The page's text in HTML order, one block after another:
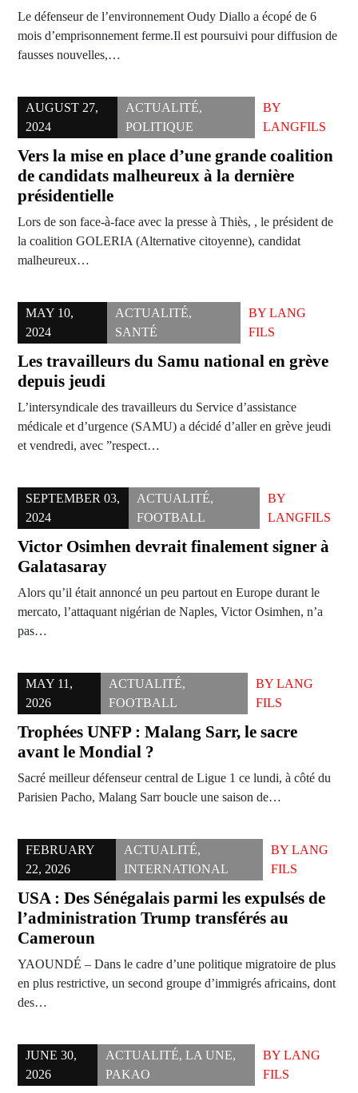
Le défenseur de l’environnement Oudy Diallo a écopé de 6
mois d’emprisonnement ferme.Il est poursuivi pour diffusion de
fausses nouvelles,…
AUGUST 27,
2024
ACTUALITÉ,
POLITIQUE
BY
LANGFILS
Vers la mise en place d’une grande coalition
de candidats malheureux à la dernière
présidentielle
Lors de son face-à-face avec la presse à Thiès, , le président de
la coalition GOLERIA (Alternative citoyenne), candidat
malheureux…
MAY 10,
2024
ACTUALITÉ,
SANTÉ
BYLANG
FILS
Les travailleurs du Samu national en grève
depuis jeudi
L’intersyndicale des travailleurs du Service d’assistance
médicale et d’urgence (SAMU) a décidé d’aller en grève jeudi
et vendredi, avec ”respect…
SEPTEMBER 03,
2024
ACTUALITÉ,
FOOTBALL
BY
LANGFILS
Victor Osimhen devrait finalement signer à
Galatasaray
Alors qu’il était annoncé un peu partout en Europe durant le
mercato, l’attaquant nigérian de Naples, Victor Osimhen, n’a
pas…
MAY 11,
2026
ACTUALITÉ,
FOOTBALL
BY LANG
FILS
Trophées UNFP : Malang Sarr, le sacre
avant le Mondial ?
Sacré meilleur défenseur central de Ligue 1 ce lundi, à côté du
Parisien Pacho, Malang Sarr boucle une saison de…
FEBRUARY
22, 2026
ACTUALITÉ,
INTERNATIONAL
BY LANG
FILS
USA : Des Sénégalais parmi les expulsés de
l’administration Trump transférés au
Cameroun
YAOUNDÉ – Dans le cadre d’une politique migratoire de plus
en plus restrictive, un second groupe d’immigrés africains, dont
des…
JUNE 30,
2026
ACTUALITÉ, LA UNE,
PAKAO
BYLANG
FILS